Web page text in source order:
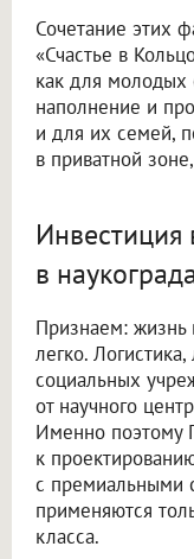
Сочетание этих
«Счастье в
как для молодых
наполнение и
и для их семей,
в приватной
Инвестиция
в
Признаем: жизнь
легко.
социальных
от научного
Именно поэтому
к
с премиальными
применяются
класса.